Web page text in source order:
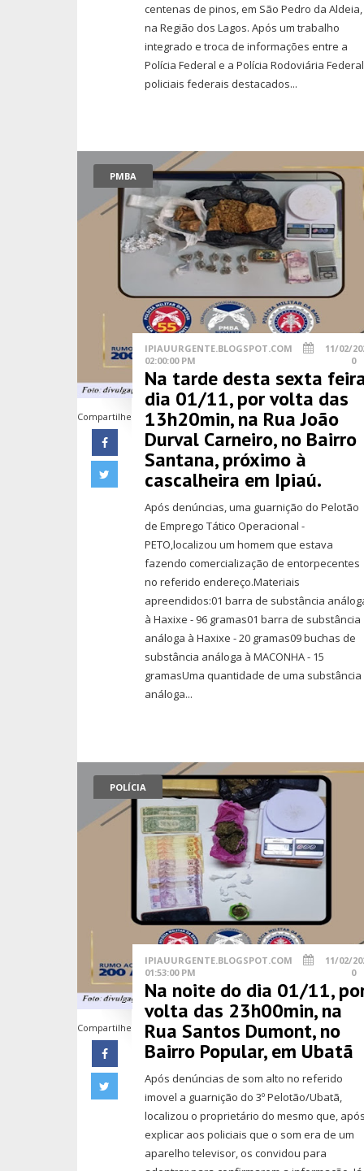
centenas de pinos, em São Pedro da Aldeia,
na Região dos Lagos. Após um trabalho
integrado e troca de informações entre a
Polícia Federal e a Polícia Rodoviária
policiais federais destacados...
PMBA
Compartilhe
IPIAUURGENTE.BLOGSPOT.COM
11/02/
02:00:00 PM
0
Na tarde desta sexta
dia 01/11, por volta das
13h20min, na Rua João
Durval Carneiro, no Bairro
Santana, próximo à
cascalheira em Ipiaú.
Após denúncias, uma guarnição do Pelotão
de Emprego Tático Operacional -
PETO,localizou um homem que estava
fazendo comercialização de entorpecentes
no referido endereço.Materiais
apreendidos:01 barra de substância
à Haxixe - 96 gramas01 barra de substância
análoga à Haxixe - 20 gramas09 buchas de
substância análoga à MACONHA - 15
gramasUma quantidade de uma substância
análoga...
POLÍCIA
Compartilhe
IPIAUURGENTE.BLOGSPOT.COM
11/02/
01:53:00 PM
0
Na noite do dia 01/11,
volta das 23h00min, na
Rua Santos Dumont, no
Bairro Popular, em Ubatã
Após denúncias de som alto no referido
imovel a guarnição do 3º Pelotão/Ubatã,
localizou o proprietário do mesmo que,
explicar aos policiais que o som era de um
aparelho televisor, os convidou para